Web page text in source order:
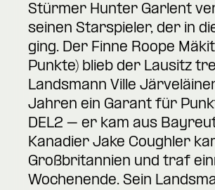
Stürmer Hunter Garlent
seinen Starspieler, der in
ging. Der Finne Roope
Punkte) blieb der Lausitz
Landsmann Ville
Jahren ein Garant für
DEL2 – er kam aus
Kanadier Jake Coughler
Großbritannien und traf
Wochenende. Sein